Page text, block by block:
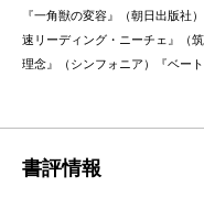
『一角獣の変容』（朝日出版
速リーディング・ニーチェ』（
理念』（シンフォニア）『ベー
書評情報